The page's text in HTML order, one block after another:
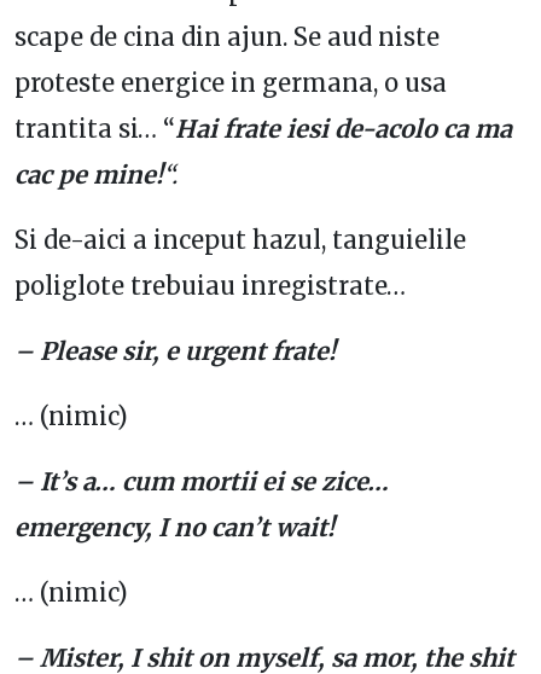
scape de cina din ajun. Se aud niste
proteste energice in germana, o usa
trantita si… “Hai frate iesi de-acolo ca ma
cac pe mine!“.
Si de-aici a inceput hazul, tanguielile
poliglote trebuiau inregistrate…
– Please sir, e urgent frate!
… (nimic)
– It’s a… cum mortii ei se zice…
emergency, I no can’t wait!
… (nimic)
– Mister, I shit on myself, sa mor, the shit